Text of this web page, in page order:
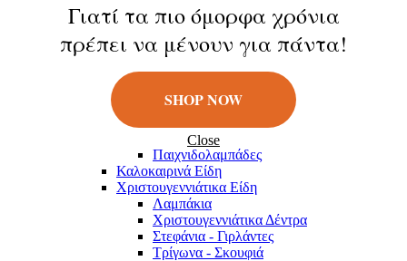
Κούκλες
Φιγούρες
Παιχνίδια Εξωτερικού Χώρου
Μπάλες
Πατίνια
Εποχιακά Είδη
Πασχαλινά Είδη
Λαμπάδες
Παιχνιδολαμπάδες
Καλοκαιρινά Eίδη
Χριστουγεννιάτικα Είδη
Λαμπάκια
Χριστουγεννιάτικα Δέντρα
Στεφάνια - Γιρλάντες
Τρίγωνα - Σκουφιά
Γιατί τα πιο όμορφα χρόνια
πρέπει να μένουν για πάντα!
SHOP NOW
Close